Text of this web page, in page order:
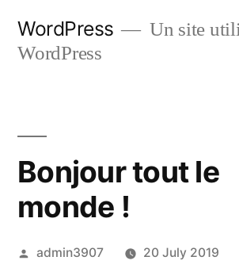
WordPress
Un site
WordPress
Bonjour tout le
monde !
Posted
admin3907 20 July 2019